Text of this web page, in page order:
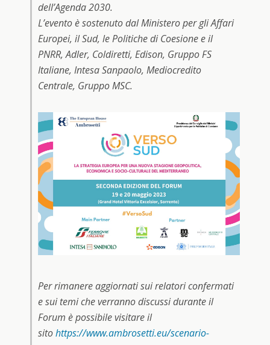
dell’Agenda 2030.
L’evento è sostenuto dal Ministero per gli Affari
Europei, il Sud, le Politiche di Coesione e il
PNRR, Adler, Coldiretti, Edison, Gruppo FS
Italiane, Intesa Sanpaolo, Mediocredito
Centrale, Gruppo MSC.
Per rimanere aggiornati sui relatori confermati
e sui temi che verranno discussi durante il
Forum è possibile visitare il
sitohttps://www.ambrosetti.eu/scenario-